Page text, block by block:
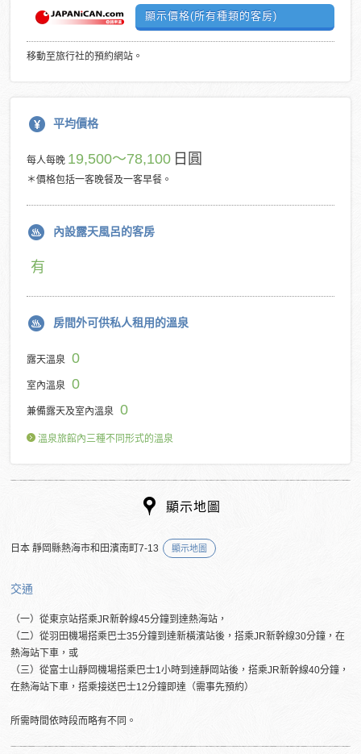
顯示價格(所有種類的客房)
移動至旅行社的預約網站。
平均價格
每人每晚 19,500～78,100 日圓
＊價格包括一客晚餐及一客早餐。
內設露天風呂的客房
有
房間外可供私人租用的溫泉
露天溫泉 0
室內溫泉 0
兼備露天及室內溫泉 0
溫泉旅館內三種不同形式的溫泉
顯示地圖
日本 靜岡縣熱海市和田濱南町7-13 顯示地圖
交通
（一）從東京站搭乘JR新幹線45分鐘到達熱海站，
（二）從羽田機場搭乘巴士35分鐘到達新橫濱站後，搭乘JR新幹線30分鐘，在
熱海站下車，或
（三）從富士山靜岡機場搭乘巴士1小時到達靜岡站後，搭乘JR新幹線40分鐘，
在熱海站下車，搭乘接送巴士12分鐘即達（需事先預約）
所需時間依時段而略有不同。